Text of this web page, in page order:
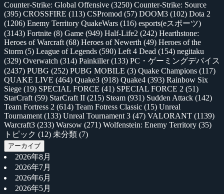
Counter-Strike: Global Offensive (3250) Counter-Strike: Source
(395) CROSSFIRE (113) CSPromod (57) DOOM3 (102) Dota 2
(1206) Enemy Territory QuakeWars (116) esports(eスポーツ)
(3143) Fortnite (8) Game (949) Half-Life2 (242) Hearthstone:
Heroes of Warcraft (68) Heroes of Newerth (49) Heroes of the
Storm (5) League of Legends (590) Left 4 Dead (154) negitaku
(329) Overwatch (314) Painkiller(133) PC・ゲーミングデバイス
(2437) PUBG (252) PUBG MOBILE (3) Quake Champions (117)
QUAKE LIVE (464) Quake3 (918) Quake4 (393) Rainbow Six
Siege (19) SPECIAL FORCE (41) SPECIAL FORCE 2 (51)
StarCraft (59) StarCraft II (215) Steam (931) Sudden Attack (142)
Team Fortress 2 (614) Team Fotress Classic (15) Unreal
Tournament (133) Unreal Tournament 3 (47) VALORANT (1139)
Warcraft3 (233) Warsow (271) Wolfenstein: Enemy Territory (35)
トピック (12) 未分類 (7)
アーカイブ
2026年8月
2026年7月
2026年6月
2026年5月